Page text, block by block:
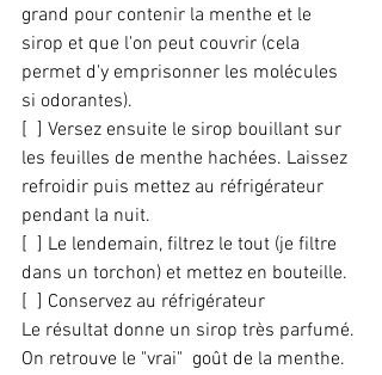
grand pour contenir la menthe et le
sirop et que l'on peut couvrir (cela
permet d'y emprisonner les molécules
si odorantes).
[  ] Versez ensuite le sirop bouillant sur
les feuilles de menthe hachées. Laissez
refroidir puis mettez au réfrigérateur
pendant la nuit.
[  ] Le lendemain, filtrez le tout (je filtre
dans un torchon) et mettez en bouteille.
[  ] Conservez au réfrigérateur
Le résultat donne un sirop très parfumé.
On retrouve le "vrai"  goût de la menthe.